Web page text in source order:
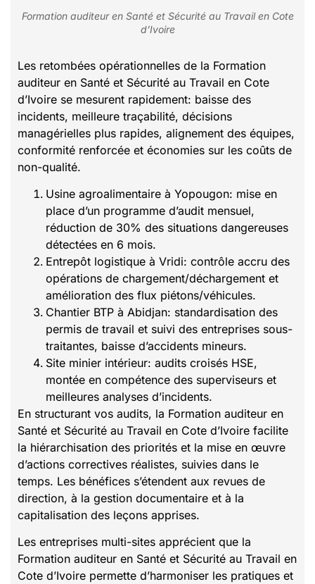
Formation auditeur en Santé et Sécurité au Travail en Cote
d’Ivoire
Les retombées opérationnelles de la Formation
auditeur en Santé et Sécurité au Travail en Cote
d’Ivoire se mesurent rapidement: baisse des
incidents, meilleure traçabilité, décisions
managérielles plus rapides, alignement des équipes,
conformité renforcée et économies sur les coûts de
non-qualité.
Usine agroalimentaire à Yopougon: mise en
place d’un programme d’audit mensuel,
réduction de 30% des situations dangereuses
détectées en 6 mois.
Entrepôt logistique à Vridi: contrôle accru des
opérations de chargement/déchargement et
amélioration des flux piétons/véhicules.
Chantier BTP à Abidjan: standardisation des
permis de travail et suivi des entreprises sous-
traitantes, baisse d’accidents mineurs.
Site minier intérieur: audits croisés HSE,
montée en compétence des superviseurs et
meilleures analyses d’incidents.
En structurant vos audits, la Formation auditeur en
Santé et Sécurité au Travail en Cote d’Ivoire facilite
la hiérarchisation des priorités et la mise en œuvre
d’actions correctives réalistes, suivies dans le
temps. Les bénéfices s’étendent aux revues de
direction, à la gestion documentaire et à la
capitalisation des leçons apprises.
Les entreprises multi-sites apprécient que la
Formation auditeur en Santé et Sécurité au Travail en
Cote d’Ivoire permette d’harmoniser les pratiques et